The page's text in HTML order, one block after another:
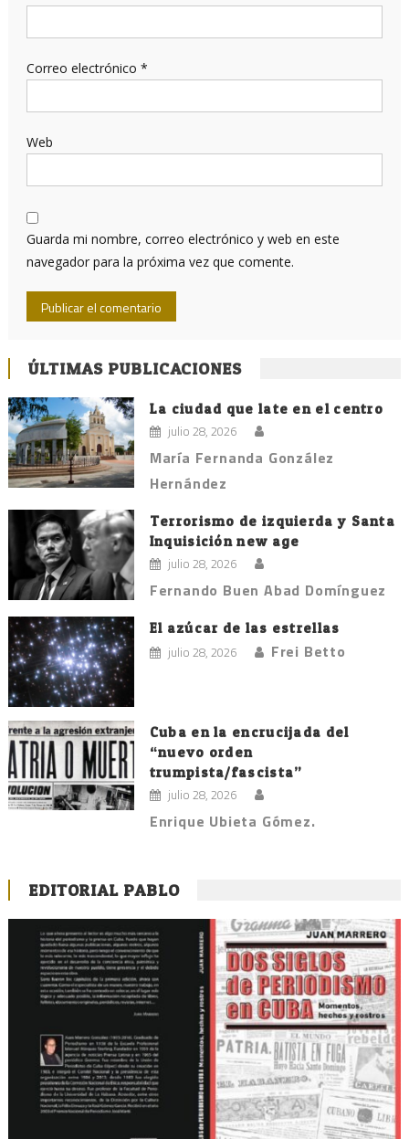
Correo electrónico *
Web
Guarda mi nombre, correo electrónico y web en este
navegador para la próxima vez que comente.
ÚLTIMAS PUBLICACIONES
La ciudad que late en el centro
julio 28, 2026
María Fernanda González
Hernández
Terrorismo de izquierda y Santa
Inquisición new age
julio 28, 2026
Fernando Buen Abad Domínguez
El azúcar de las estrellas
julio 28, 2026 Frei Betto
Cuba en la encrucijada del
“nuevo orden
trumpista/fascista”
julio 28, 2026
Enrique Ubieta Gómez.
EDITORIAL PABLO